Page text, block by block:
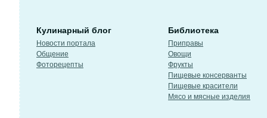
Кулинарный блог
Новости портала
Общение
Фоторецепты
Библиотека
Приправы
Овощи
Фрукты
Пищевые консерванты
Пищевые красители
Мясо и мясные изделия